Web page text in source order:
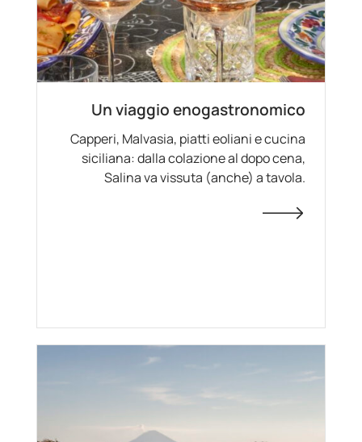
Un viaggio enogastronomico
Capperi, Malvasia, piatti eoliani e cucina
siciliana: dalla colazione al dopo cena,
Salina va vissuta (anche) a tavola.